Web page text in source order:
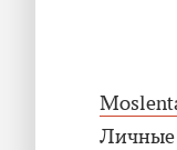
Личные